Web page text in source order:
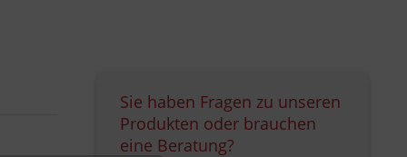
Sie haben Fragen zu unseren
Produkten oder brauchen
eine Beratung?